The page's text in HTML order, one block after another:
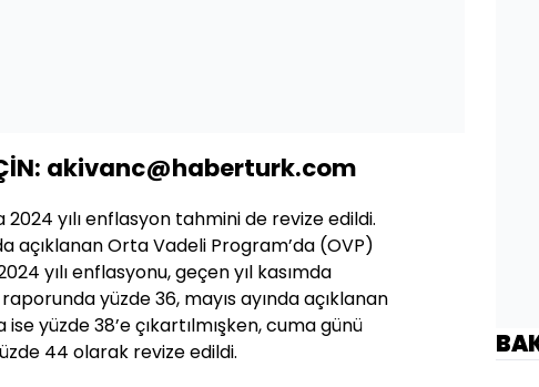
akivanc@haberturk.com
yılı enflasyon tahmini de revize edildi.
açıklanan Orta Vadeli Program’da (OVP)
yılı enflasyonu, geçen yıl kasımda
yüzde 36, mayıs ayında açıklanan
yüzde 38’e çıkartılmışken, cuma günü
44 olarak revize edildi.